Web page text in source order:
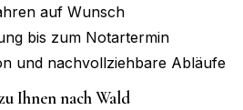
auf Wunsch
bis zum Notartermin
und nachvollziehbare Abläufe
Ihnen nachWald